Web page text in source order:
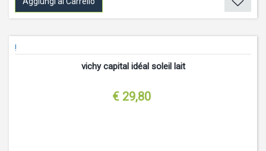
!
vichy capital idéal soleil lait
€ 29,80